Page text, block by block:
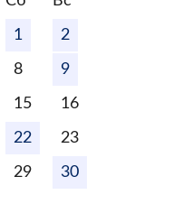
1 2
8 9
15 16
22 23
29 30